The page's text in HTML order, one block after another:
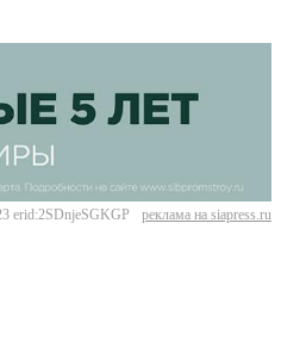
erid:2SDnjeSGKGP реклама на siapress.ru